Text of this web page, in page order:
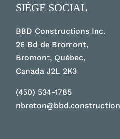
SIÈGE SOCIAL
BBD Constructions Inc.
26 Bd de Bromont,
Bromont, Québec,
Canada J2L 2K3
(450) 534-1785
nbreton@bbd.construction